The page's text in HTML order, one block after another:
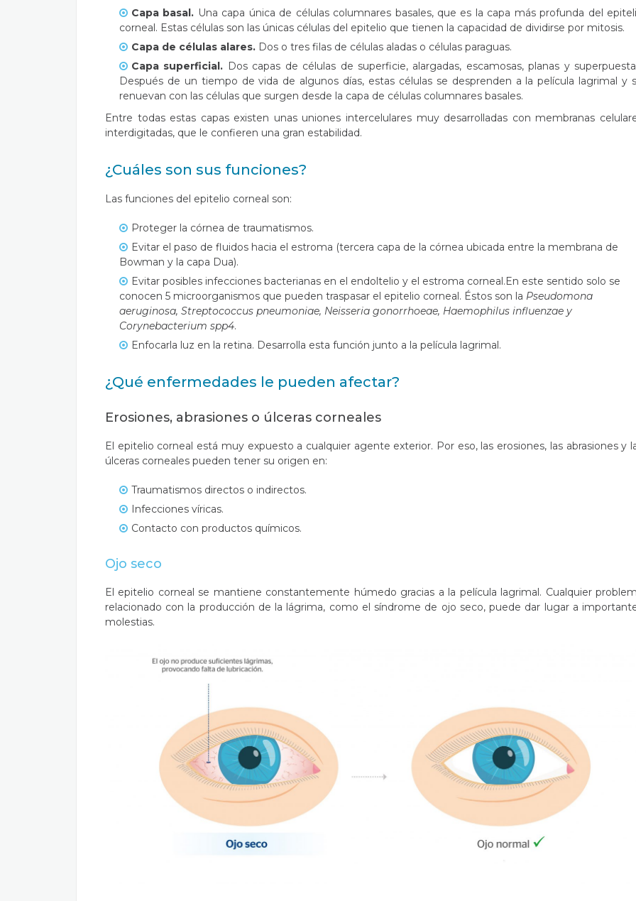
Capa basal. Una capa única de células columnares basales, que es la capa más profunda del
corneal. Estas células son las únicas células del epitelio que tienen la capacidad de dividirse por mitosis.
Capa de células alares. Dos o tres filas de células aladas o células paraguas.
Capa superficial. Dos capas de células de superficie, alargadas, escamosas, planas y
Después de un tiempo de vida de algunos días, estas células se desprenden a la película lagrimal y
renuevan con las células que surgen desde la capa de células columnares basales.
Entre todas estas capas existen unas uniones intercelulares muy desarrolladas con membranas
interdigitadas, que le confieren una gran estabilidad.
¿Cuáles son sus funciones?
Las funciones del epitelio corneal son:
Proteger la córnea de traumatismos.
Evitar el paso de fluidos hacia el estroma (tercera capa de la córnea ubicada entre la membrana de
Bowman y la capa Dua).
Evitar posibles infecciones bacterianas en el endoltelio y el estroma corneal.En este sentido solo se
conocen 5 microorganismos que pueden traspasar el epitelio corneal. Éstos son la Pseudomona
aeruginosa, Streptococcus pneumoniae, Neisseria gonorrhoeae, Haemophilus influenzae y
Corynebacterium spp4.
Enfocarla luz en la retina. Desarrolla esta función junto a la película lagrimal.
¿Qué enfermedades le pueden afectar?
Erosiones, abrasiones o úlceras corneales
El epitelio corneal está muy expuesto a cualquier agente exterior. Por eso, las erosiones, las abrasiones y
úlceras corneales pueden tener su origen en:
Traumatismos directos o indirectos.
Infecciones víricas.
Contacto con productos químicos.
Ojo seco
El epitelio corneal se mantiene constantemente húmedo gracias a la película lagrimal. Cualquier
relacionado con la producción de la lágrima, como el síndrome de ojo seco, puede dar lugar a
molestias.